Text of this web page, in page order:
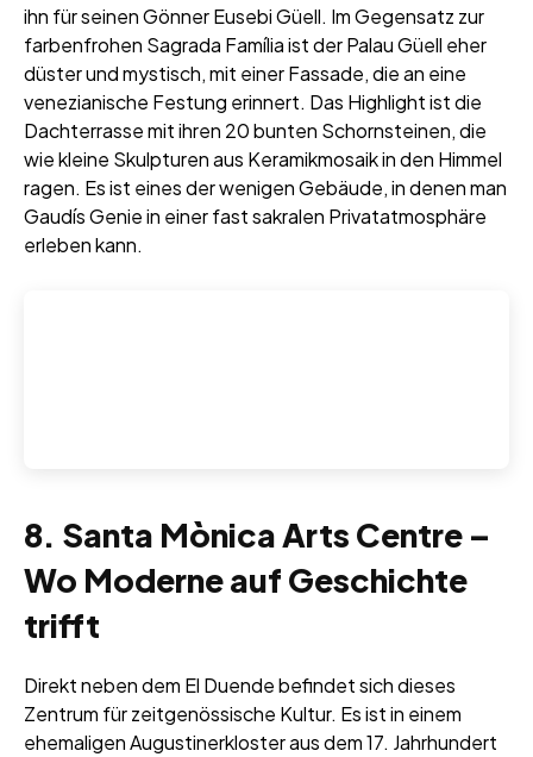
ihn für seinen Gönner Eusebi Güell. Im Gegensatz zur
farbenfrohen Sagrada Família ist der Palau Güell eher
düster und mystisch, mit einer Fassade, die an eine
venezianische Festung erinnert. Das Highlight ist die
Dachterrasse mit ihren 20 bunten Schornsteinen, die
wie kleine Skulpturen aus Keramikmosaik in den Himmel
ragen. Es ist eines der wenigen Gebäude, in denen man
Gaudís Genie in einer fast sakralen Privatatmosphäre
erleben kann.
8. Santa Mònica Arts Centre –
Wo Moderne auf Geschichte
trifft
Direkt neben dem El Duende befindet sich dieses
Zentrum für zeitgenössische Kultur. Es ist in einem
ehemaligen Augustinerkloster aus dem 17. Jahrhundert